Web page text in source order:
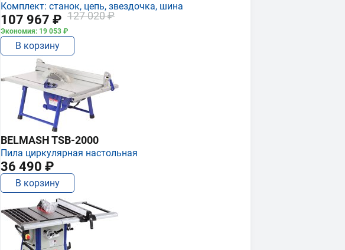
Комплект: станок, цепь, звездочка, шина
107 967 ₽ 127 020 ₽
Экономия: 19 053 ₽
В корзину
BELMASH TSB-2000
Пила циркулярная настольная
36 490 ₽
В корзину